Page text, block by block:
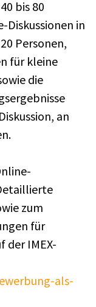
bis 80
in
Personen,
für kleine
die
an
zum
für
der IMEX-
als-